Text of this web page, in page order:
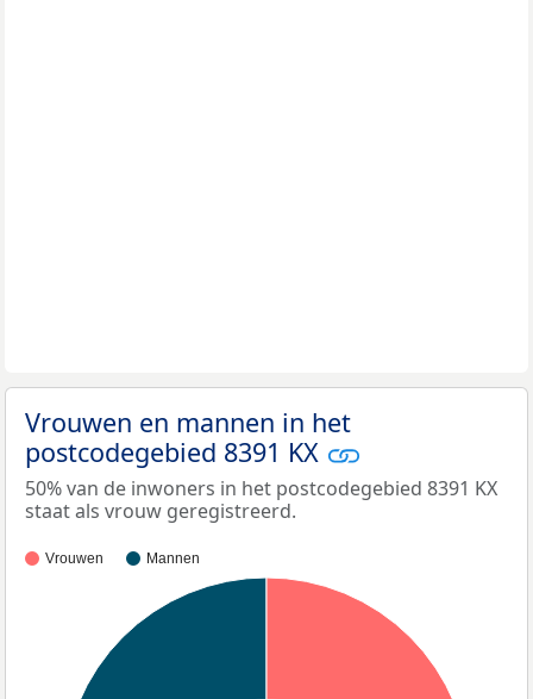
Vrouwen en mannen in het
postcodegebied 8391 KX
50% van de inwoners in het postcodegebied 8391 KX
staat als vrouw geregistreerd.
Vrouwen Mannen